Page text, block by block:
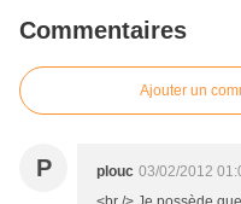
Commentaires
Ajouter un
P plouc 03/02/2012